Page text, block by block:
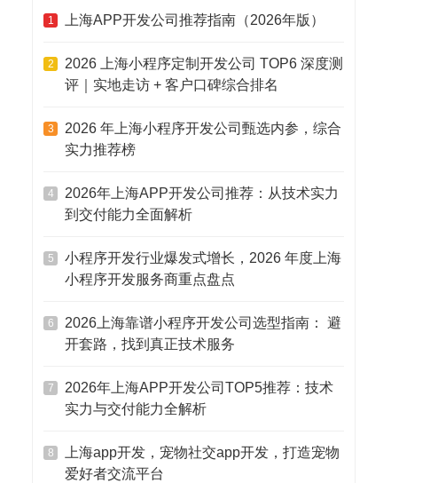
1 上海APP开发公司推荐指南（2026年版）
2
2026 上海小程序定制开发公司 TOP6 深度测
评｜实地走访 + 客户口碑综合排名
3
2026 年上海小程序开发公司甄选内参，综合
实力推荐榜
4
2026年上海APP开发公司推荐：从技术实力
到交付能力全面解析
5
小程序开发行业爆发式增长，2026 年度上海
小程序开发服务商重点盘点
6
2026上海靠谱小程序开发公司选型指南： 避
开套路，找到真正技术服务
7
2026年上海APP开发公司TOP5推荐：技术
实力与交付能力全解析
8
上海app开发，宠物社交app开发，打造宠物
爱好者交流平台